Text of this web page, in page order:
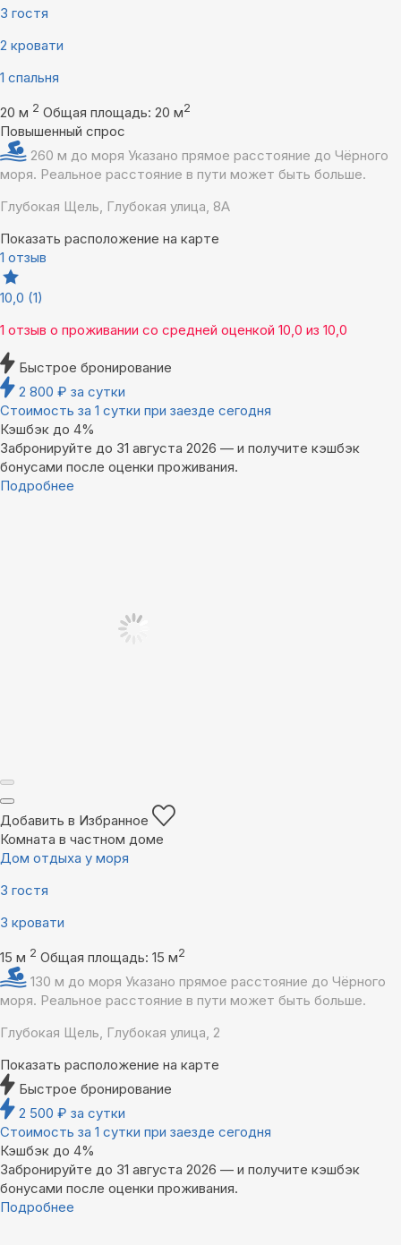
3 гостя
2 кровати
1 спальня
20 м 2 Общая площадь: 20 м2
Повышенный спрос
260 м до моря Указано прямое расстояние до Чёрного
моря. Реальное расстояние в пути может быть больше.
Глубокая Щель, Глубокая улица, 8А
Показать расположение на карте
1 отзыв
10,0 (1)
1 отзыв о проживании со средней оценкой 10,0 из 10,0
Быстрое бронирование
2 800 ₽ за сутки
Стоимость за 1 сутки при заезде сегодня
Кэшбэк до 4%
Забронируйте до 31 августа 2026 — и получите кэшбэк
бонусами после оценки проживания.
Подробнее
Добавить в Избранное
Комната в частном доме
Дом отдыха у моря
3 гостя
3 кровати
15 м 2 Общая площадь: 15 м2
130 м до моря Указано прямое расстояние до Чёрного
моря. Реальное расстояние в пути может быть больше.
Глубокая Щель, Глубокая улица, 2
Показать расположение на карте
Быстрое бронирование
2 500 ₽ за сутки
Стоимость за 1 сутки при заезде сегодня
Кэшбэк до 4%
Забронируйте до 31 августа 2026 — и получите кэшбэк
бонусами после оценки проживания.
Подробнее